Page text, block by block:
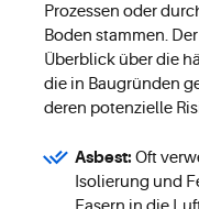
Prozessen oder
Boden stammen.
Überblick über die
die in Baugründen
deren potenzielle
Asbest: Oft
Isolierung und